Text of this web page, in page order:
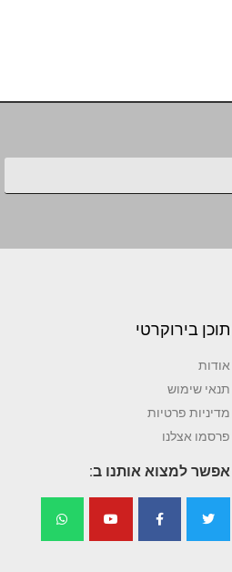
תוכן בירוקרטי
אודות
תנאי שימוש
מדיניות פרטיות
פרסמו אצלנו
אפשר למצוא אותנו ב: